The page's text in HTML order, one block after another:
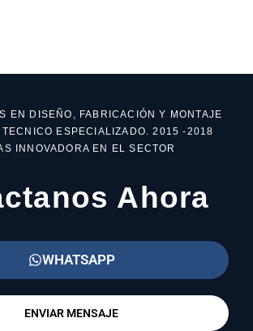
EN DISEÑO, FABRICACIÓN Y MONTAJE
ESPECIALIZADO. 2015 -2018
INNOVADORA EN EL SECTOR
Ahora
WHATSAPP
ENVIAR MENSAJE